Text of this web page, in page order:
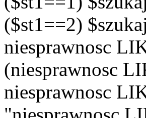
($st1==2)
niesprawnosc
(niesprawnosc
niesprawnosc